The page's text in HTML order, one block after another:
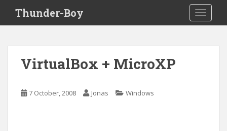
i
Thunder-Boy
VirtualBox + MicroXP
7 October, 2008 Jonas Windows